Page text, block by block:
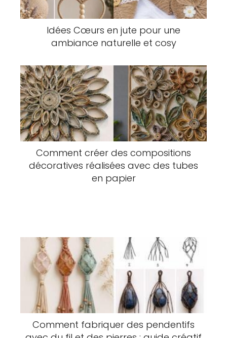
Idées Cœurs en jute pour une
ambiance naturelle et cosy
Comment créer des compositions
décoratives réalisées avec des tubes
en papier
Comment fabriquer des pendentifs